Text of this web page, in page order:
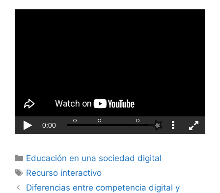
Categorías
Educación en una sociedad digital
Etiquetas
Recurso interactivo
Diferencias entre competencia digital y